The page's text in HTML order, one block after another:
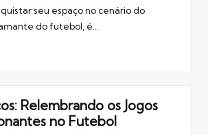
seu espaço no cenário do
do futebol, é…
Relembrando os Jogos
no Futebol